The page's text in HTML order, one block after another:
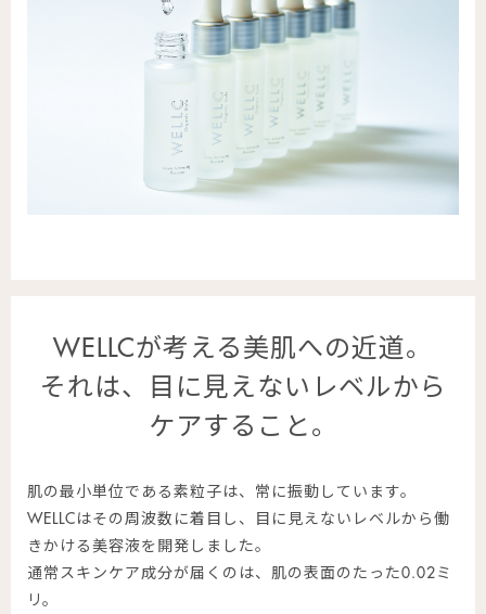
WELLCが考える美肌への近道。
それは、目に見えないレベルから
ケアすること。
肌の最小単位である素粒子は、常に振動しています。
WELLCはその周波数に着目し、目に見えないレベルから働
きかける美容液を開発しました。
通常スキンケア成分が届くのは、肌の表面のたった0.02ミ
リ。